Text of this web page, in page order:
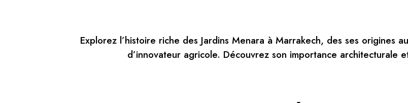
Explorez l’histoire riche des Jardins Menara à Marrakech, des ses origines
d’innovateur agricole. Découvrez son importance